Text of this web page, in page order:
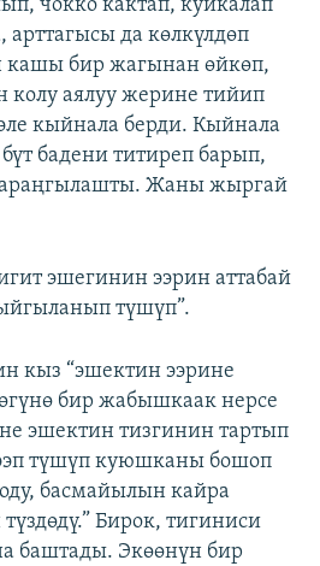
чокко кактап, куйкалап
да көлкүлдөп
кашы бир жагынан өйкөп,
аялуу жерине тийип
кыйнала берди. Кыйнала
бадени титиреп барып,
Жаны жыргай
эшегинин ээрин аттабай
түшүп”.
кыз “эшектин ээрине
бир жабышкаак нерсе
эшектин тизгинин тартып
түшүп куюшканы бошоп
басмайылын кайра
Бирок, тигиниси
баштады. Экөөнүн бир